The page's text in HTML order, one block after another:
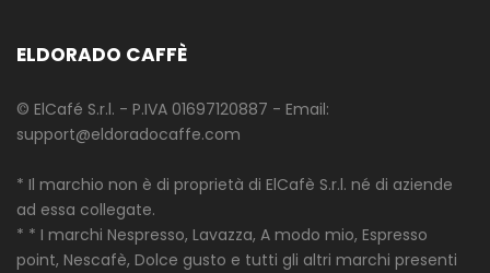
ELDORADO CAFFÈ
© ElCafé S.r.l. - P.IVA 01697120887 - Email:
support@eldoradocaffe.com
* Il marchio non è di proprietà di ElCafè S.r.l. né di aziende
ad essa collegate.
* * I marchi Nespresso, Lavazza, A modo mio, Espresso
point, Nescafè, Dolce gusto e tutti gli altri marchi presenti